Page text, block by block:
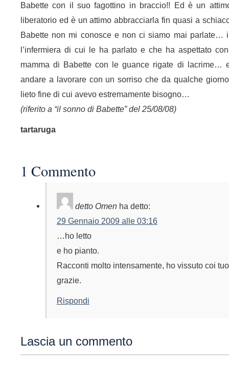
Babette con il suo fagottino in braccio!! Ed è un
liberatorio ed è un attimo abbracciarla fin quasi a
Babette non mi conosce e non ci siamo mai parlate…
l’infermiera di cui le ha parlato e che ha aspettato
mamma di Babette con le guance rigate di lacrime…
andare a lavorare con un sorriso che da qualche
lieto fine di cui avevo estremamente bisogno…
(riferito a “il sonno di Babette” del 25/08/08)
tartaruga
1 Commento
detto Omen ha detto:
29 Gennaio 2009 alle 03:16
…ho letto
e ho pianto.
Racconti molto intensamente, ho vissuto coi
grazie.
Rispondi
Lascia un commento